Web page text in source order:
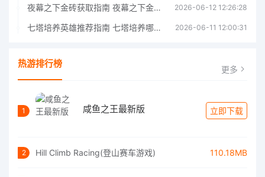
夜幕之下金砖获取指南 夜幕之下金砖获取方法 2026-06-12 12:26:28
七塔培养英雄推荐指南 七塔培养哪个英雄好 2026-06-11 12:00:31
热游排行榜 更多
1 咸鱼之王最新版 立即下载
2 Hill Climb Racing(登山赛车游戏) 110.18MB